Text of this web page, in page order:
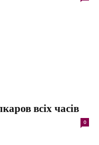
всіх часів
0